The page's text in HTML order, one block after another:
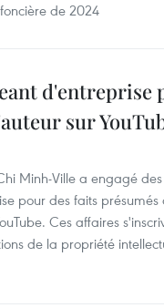
de 2024
d'entreprise
sur
Minh-Ville a engagé
pour des faits
Ces affaires
de la propriété